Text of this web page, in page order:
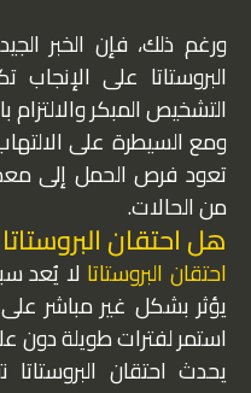
ورغم ذلك، فإن الخبر
البروستاتا على
التشخيص المبكر والالتزام
ومع السيطرة على
تعود فرص الحمل إلى
من الحالات.
هل احتقان
احتقان البروستاتا لا يُعد
يؤثر بشكل غير مباشر
استمر لفترات طويلة دون
يحدث احتقان البروستاتا